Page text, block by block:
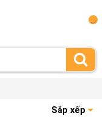
Sắp xếp